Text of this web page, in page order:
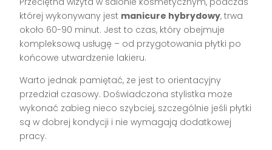
której wykonywany jest manicure hybrydowy, trwa
około 60-90 minut. Jest to czas, który obejmuje
kompleksową usługę – od przygotowania płytki po
końcowe utwardzenie lakieru.
Warto jednak pamiętać, że jest to orientacyjny
przedział czasowy. Doświadczona stylistka może
wykonać zabieg nieco szybciej, szczególnie jeśli płytki
są w dobrej kondycji i nie wymagają dodatkowej
pracy.